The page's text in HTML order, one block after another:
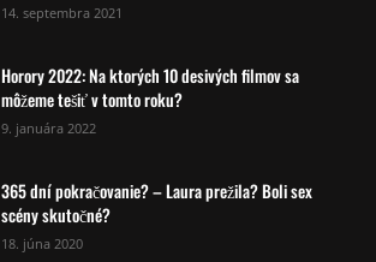
14. septembra 2021
Horory 2022: Na ktorých 10 desivých filmov sa
môžeme tešiť v tomto roku?
9. januára 2022
365 dní pokračovanie? – Laura prežila? Boli sex
scény skutočné?
18. júna 2020